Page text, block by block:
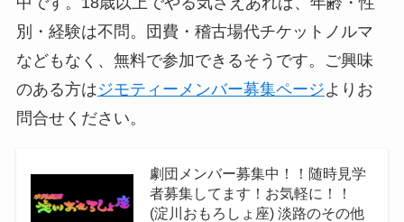
別・経験は不問。団費・稽古場代チケットノルマ
などもなく、無料で参加できるそうです。ご興味
のある方はジモティーメンバー募集ページよりお
問合せください。
劇団メンバー募集中！！随時見学
者募集してます！お気軽に！！
(淀川おもろしょ座) 淡路のその他